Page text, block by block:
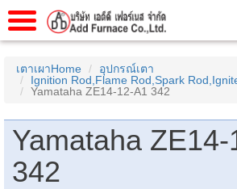
บเราAbout Us
เราContact Us
เตาเผาHome
อุปกรณ์เตา
Ignition Rod,Flame Rod,Spark
Yamataha ZE14-12-A1 342
Yamataha ZE14-
342